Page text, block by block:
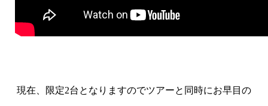
現在、限定2台となりますのでツアーと同時にお早目の